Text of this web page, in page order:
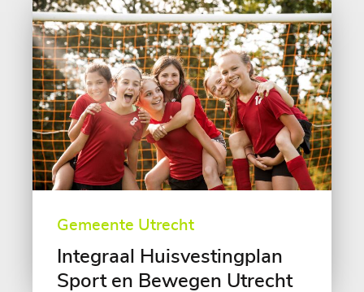
Gemeente Utrecht
Integraal Huisvestingplan
Sport en Bewegen Utrecht